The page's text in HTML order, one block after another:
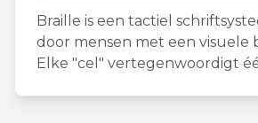
Braille is een tactiel
door mensen met een visuele
Elke "cel" vertegenwoordigt